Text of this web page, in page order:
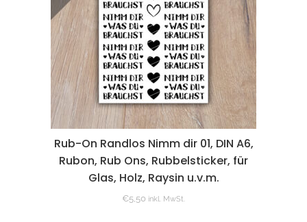
Rub-On Randlos Nimm dir 01, DIN A6,
Rubon, Rub Ons, Rubbelsticker, für
Glas, Holz, Raysin u.v.m.
€5,50 inkl. MwSt.